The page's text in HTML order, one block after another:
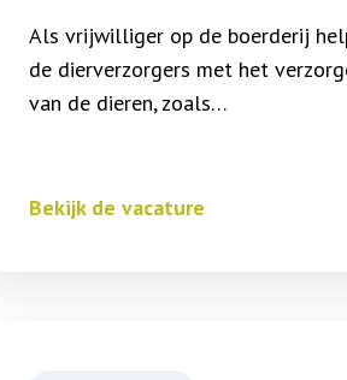
Als vrijwilliger op de boerderij
de dierverzorgers met het
van de dieren, zoals…
Bekijk de vacature